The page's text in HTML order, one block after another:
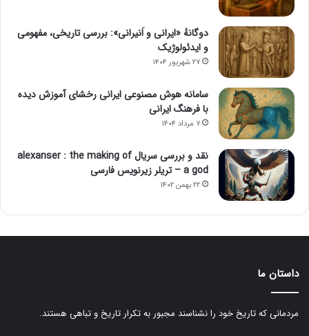
دوگانهٔ «ایرانی و اَنیرانی»: بررسی تاریخی، مفهومی
و ایدئولوژیک
۲۷ شهریور ۱۴۰۴
سامانه هوش مصنوعی ایرانی رخشای آموزش دیده
با فرهنگ ایرانی
۷ مرداد ۱۴۰۴
نقد و بررسی سریال alexanser : the making of
a god – تریلر زیرنویس فارسی
۲۲ بهمن ۱۴۰۲
داستان ما
مردمانی که تاریخ خود را نشناسند مجبور به تکرار تاریخ و تباهی هستند.